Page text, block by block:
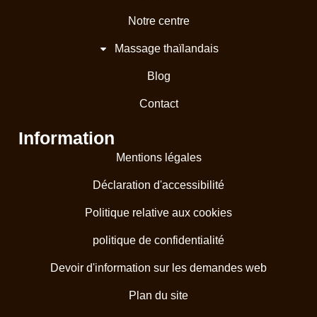
Notre centre
Massage thaïlandais
Blog
Contact
Information
Mentions légales
Déclaration d'accessibilité
Politique relative aux cookies
politique de confidentialité
Devoir d'information sur les demandes web
Plan du site